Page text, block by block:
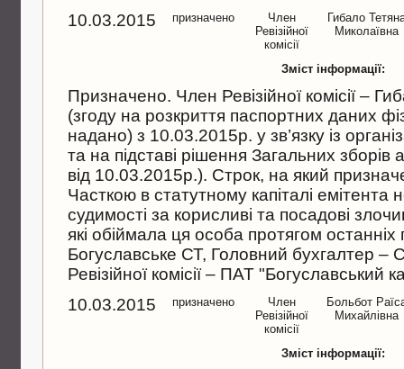
10.03.2015
призначено
Член
Ревiзiйної
комiсiї
Гибало
Миколаївна
Зміст інформації:
Призначено. Член Ревiзiйної комiсiї –
(згоду на розкриття паспортних даних
надано) з 10.03.2015р. у зв’язку iз
та на пiдставi рiшення Загальних
вiд 10.03.2015р.). Строк, на який
Часткою в статутному капiталi емiтента
судимостi за корисливi та посадовi
якi обiймала ця особа протягом останнiх
Богуславське СТ, Головний бухгалтер –
Ревiзiйної комiсiї – ПАТ "Богуславський
10.03.2015
призначено
Член
Ревiзiйної
комiсiї
Больбот
Михайлiвна
Зміст інформації: